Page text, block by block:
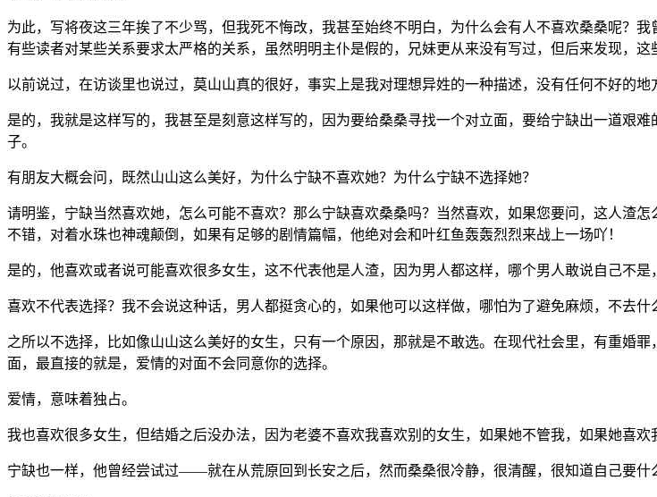
为此，写将夜这三年挨了不少骂，但我死不悔改，我甚至始终不明白，为什么会有人不喜欢桑桑呢？
有些读者对某些关系要求太严格的关系，虽然明明主仆是假的，兄妹更从来没有写过，但后来发现，这
以前说过，在访谈里也说过，莫山山真的很好，事实上是我对理想异姓的一种描述，没有任何不好的地
是的，我就是这样写的，我甚至是刻意这样写的，因为要给桑桑寻找一个对立面，要给宁缺出一道艰
子。
有朋友大概会问，既然山山这么美好，为什么宁缺不喜欢她？为什么宁缺不选择她？
请明鉴，宁缺当然喜欢她，怎么可能不喜欢？那么宁缺喜欢桑桑吗？当然喜欢，如果您要问，这人渣
不错，对着水珠也神魂颠倒，如果有足够的剧情篇幅，他绝对会和叶红鱼轰轰烈烈来战上一场吖！
是的，他喜欢或者说可能喜欢很多女生，这不代表他是人渣，因为男人都这样，哪个男人敢说自己不是
喜欢不代表选择？我不会说这种话，男人都挺贪心的，如果他可以这样做，哪怕为了避免麻烦，不去什
之所以不选择，比如像山山这么美好的女生，只有一个原因，那就是不敢选。在现代社会里，有重婚
面，最直接的就是，爱情的对面不会同意你的选择。
爱情，意味着独占。
我也喜欢很多女生，但结婚之后没办法，因为老婆不喜欢我喜欢别的女生，如果她不管我，如果她喜
宁缺也一样，他曾经尝试过——就在从荒原回到长安之后，然而桑桑很冷静，很清醒，很知道自己要什